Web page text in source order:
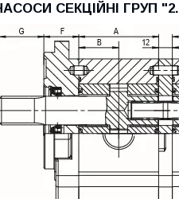
СЕКЦІЙНІ ГРУП